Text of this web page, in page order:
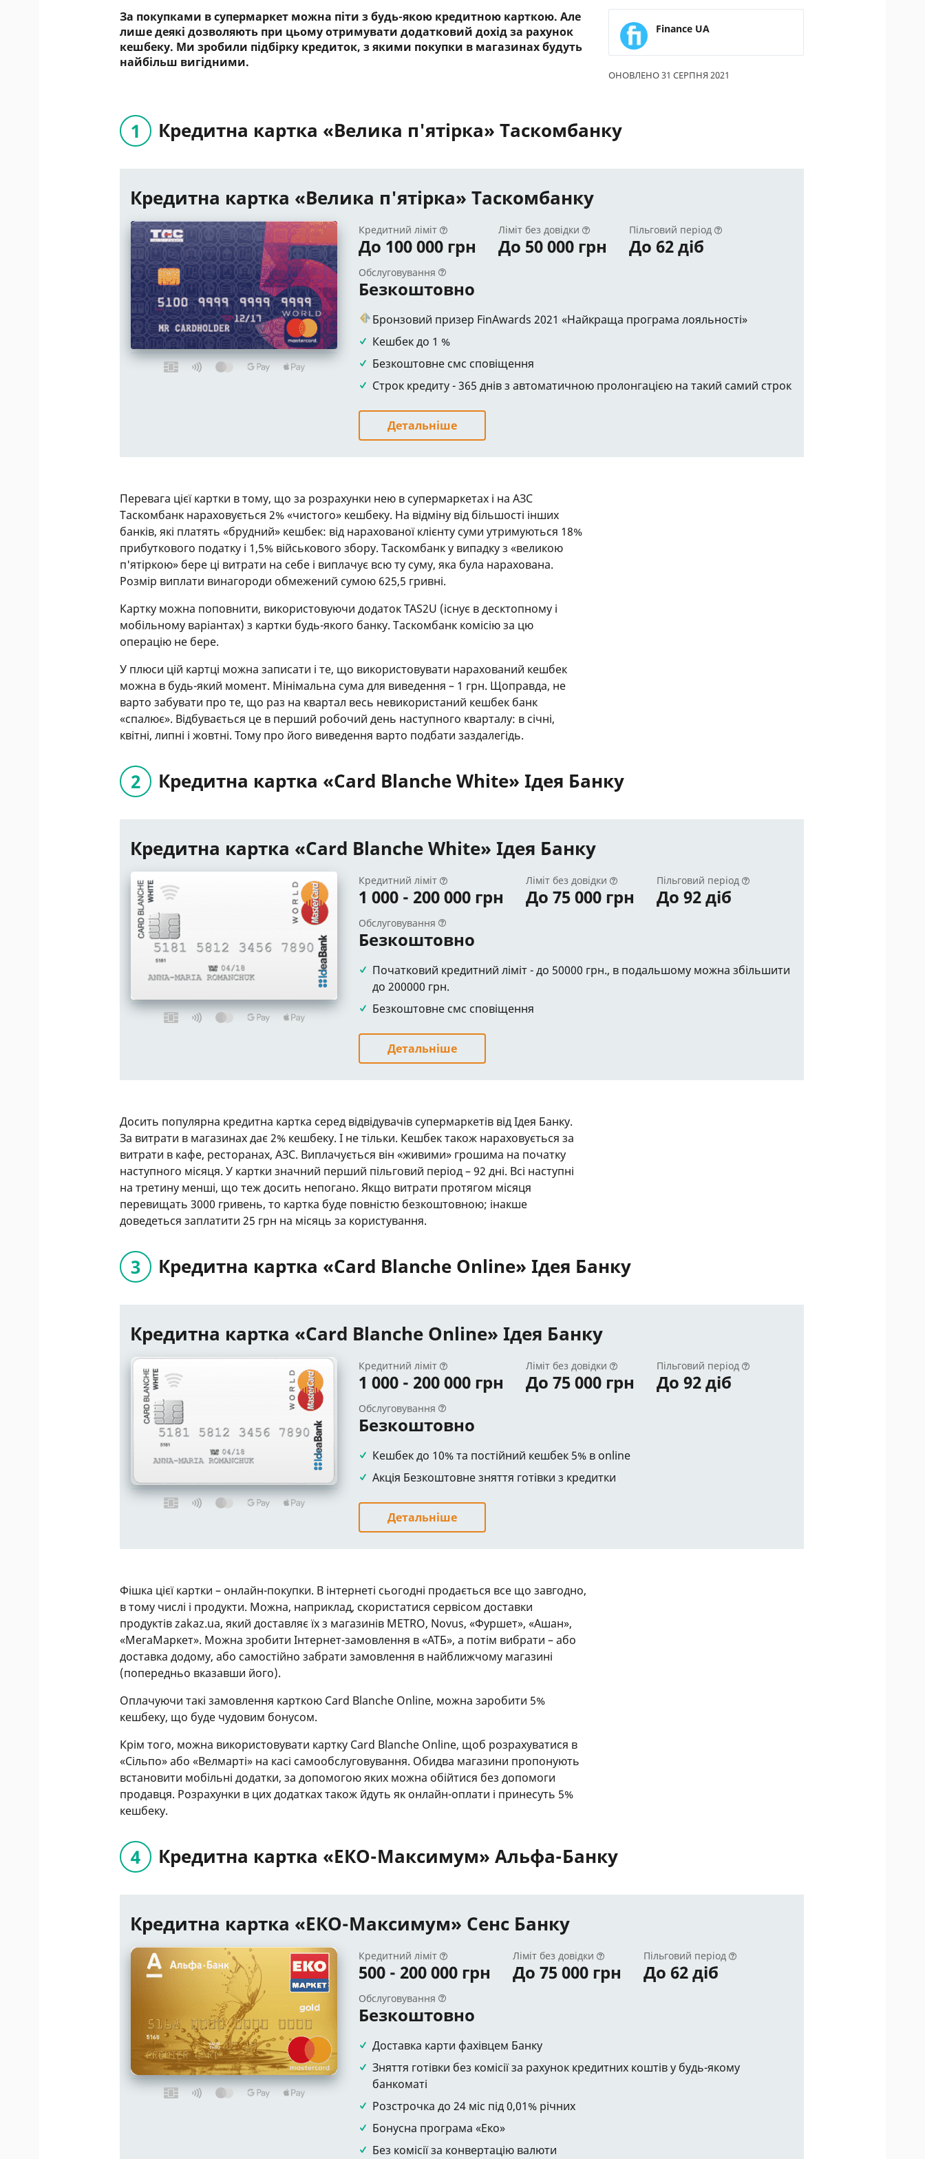
За покупками в супермаркет можна піти з будь-якою кредитною карткою. Але
лише деякі дозволяють при цьому отримувати додатковий дохід за рахунок
кешбеку. Ми зробили підбірку кредиток, з якими покупки в магазинах будуть
найбільш вигідними.
Finance UA
ОНОВЛЕНО 31 СЕРПНЯ 2021
Кредитна картка «Велика п'ятірка» Таскомбанку
Кредитна картка «Велика п'ятірка» Таскомбанку
Детальніше
Кредитний ліміт
До 100 000 грн
Ліміт без довідки
До 50 000 грн
Пільговий період
До 62 діб
Обслуговування
Безкоштовно
Бронзовий призер FinAwards 2021 «Найкраща програма лояльності»
Кешбек до 1 %
Безкоштовне смс сповіщення
Строк кредиту - 365 днів з автоматичною пролонгацією на такий самий строк
Перевага цієї картки в тому, що за розрахунки нею в супермаркетах і на АЗС
Таскомбанк нараховується 2% «чистого» кешбеку. На відміну від більшості інших
банків, які платять «брудний» кешбек: від нарахованої клієнту суми утримуються 18%
прибуткового податку і 1,5% військового збору. Таскомбанк у випадку з «великою
п'ятіркою» бере ці витрати на себе і виплачує всю ту суму, яка була нарахована.
Розмір виплати винагороди обмежений сумою 625,5 гривні.
Картку можна поповнити, використовуючи додаток TAS2U (існує в десктопному і
мобільному варіантах) з картки будь-якого банку. Таскомбанк комісію за цю
операцію не бере.
У плюси цій картці можна записати і те, що використовувати нарахований кешбек
можна в будь-який момент. Мінімальна сума для виведення – 1 грн. Щоправда, не
варто забувати про те, що раз на квартал весь невикористаний кешбек банк
«спалює». Відбувається це в перший робочий день наступного кварталу: в січні,
квітні, липні і жовтні. Тому про його виведення варто подбати заздалегідь.
Кредитна картка «Card Blanche White» Ідея Банку
Кредитна картка «Card Blanche White» Ідея Банку
Детальніше
Кредитний ліміт
1 000 - 200 000 грн
Ліміт без довідки
До 75 000 грн
Пільговий період
До 92 діб
Обслуговування
Безкоштовно
Початковий кредитний ліміт - до 50000 грн., в подальшому можна збільшити
до 200000 грн.
Безкоштовне смс сповіщення
Досить популярна кредитна картка серед відвідувачів супермаркетів від Ідея Банку.
За витрати в магазинах дає 2% кешбеку. І не тільки. Кешбек також нараховується за
витрати в кафе, ресторанах, АЗС. Виплачується він «живими» грошима на початку
наступного місяця. У картки значний перший пільговий період – 92 дні. Всі наступні
на третину менші, що теж досить непогано. Якщо витрати протягом місяця
перевищать 3000 гривень, то картка буде повністю безкоштовною; інакше
доведеться заплатити 25 грн на місяць за користування.
Кредитна картка «Card Blanche Online» Ідея Банку
Кредитна картка «Card Blanche Online» Ідея Банку
Детальніше
Кредитний ліміт
1 000 - 200 000 грн
Ліміт без довідки
До 75 000 грн
Пільговий період
До 92 діб
Обслуговування
Безкоштовно
Кешбек до 10% та постійний кешбек 5% в online
Акція Безкоштовне зняття готівки з кредитки
Фішка цієї картки – онлайн-покупки. В інтернеті сьогодні продається все що завгодно,
в тому числі і продукти. Можна, наприклад, скористатися сервісом доставки
продуктів zakaz.ua, який доставляє їх з магазинів METRO, Novus, «Фуршет», «Ашан»,
«МегаМаркет». Можна зробити Інтернет-замовлення в «АТБ», а потім вибрати – або
доставка додому, або самостійно забрати замовлення в найближчому магазині
(попередньо вказавши його).
Оплачуючи такі замовлення карткою Card Blanche Online, можна заробити 5%
кешбеку, що буде чудовим бонусом.
Крім того, можна використовувати картку Card Blanche Online, щоб розрахуватися в
«Сільпо» або «Велмарті» на касі самообслуговування. Обидва магазини пропонують
встановити мобільні додатки, за допомогою яких можна обійтися без допомоги
продавця. Розрахунки в цих додатках також йдуть як онлайн-оплати і принесуть 5%
кешбеку.
Кредитна картка «ЕКО-Максимум» Альфа-Банку
Кредитна картка «ЕКО-Максимум» Сенс Банку
Кредитний ліміт
500 - 200 000 грн
Ліміт без довідки
До 75 000 грн
Пільговий період
До 62 діб
Обслуговування
Безкоштовно
Доставка карти фахівцем Банку
Зняття готівки без комісії за рахунок кредитних коштів у будь-якому
банкоматі
Розстрочка до 24 міс під 0,01% річних
Бонусна програма «Еко»
Без комісії за конвертацію валюти